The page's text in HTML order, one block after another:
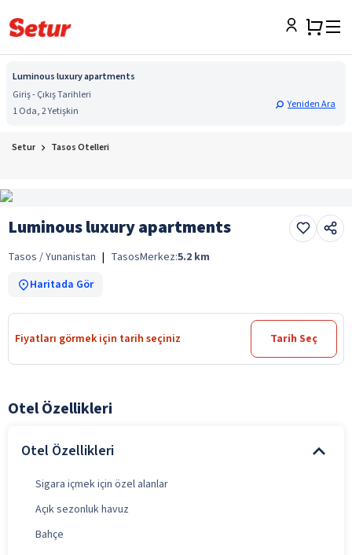
Luminous luxury apartments
Giriş - Çıkış Tarihleri
1 Oda, 2 Yetişkin
Yeniden Ara
Setur Tasos Otelleri
Luminous luxury apartments
Tasos / Yunanistan | TasosMerkez:5.2 km
Haritada Gör
Fiyatları görmek için tarih seçiniz Tarih Seç
Otel Özellikleri
Otel Özellikleri
Sigara içmek için özel alanlar
Açık sezonluk havuz
Bahçe